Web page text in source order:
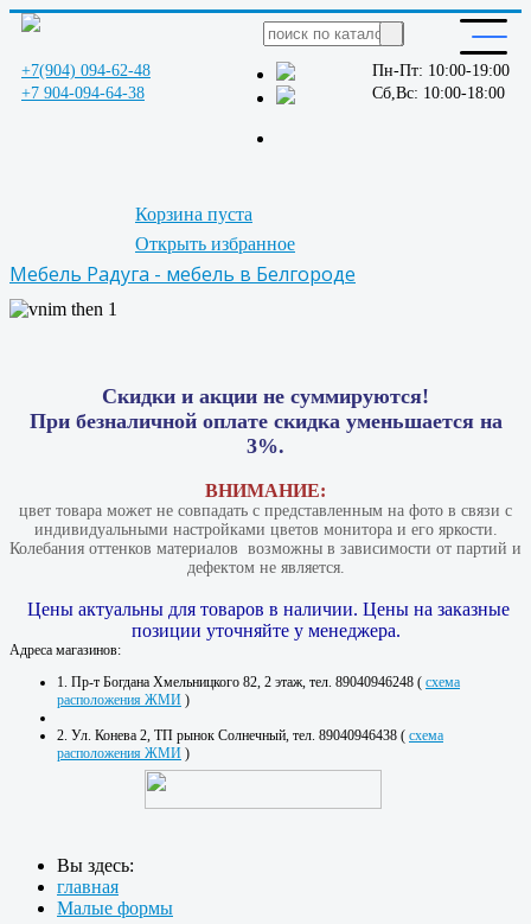
+7(904) 094-62-48
+7 904-094-64-38
Пн-Пт: 10:00-19:00
Сб,Вс: 10:00-18:00
Корзина пуста
Открыть избранное
Мебель Радуга - мебель в Белгороде
Скидки и акции не суммируются!
При безналичной оплате скидка уменьшается на
3%.
ВНИМАНИЕ:
цвет товара может не совпадать с представленным на фото в связи с
индивидуальными настройками цветов монитора и его яркости.
Колебания оттенков материалов​ ​ возможны в зависимости от партий и
дефектом не является.
Цены актуальны для товаров в наличии. Цены на заказные
позиции уточняйте у менеджера.
Адреса магазинов:
1. Пр-т Богдана Хмельницкого 82, 2 этаж, тел. 89040946248 ( схема
расположения ЖМИ )
2. Ул. Конева 2, ТП рынок Солнечный, тел. 89040946438 ( схема
расположения ЖМИ )
Вы здесь:
главная
Малые формы